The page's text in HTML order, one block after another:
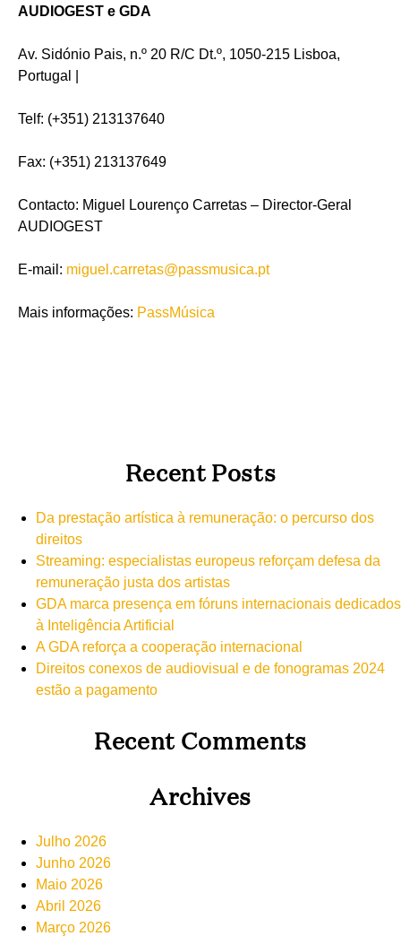
AUDIOGEST e GDA
Av. Sidónio Pais, n.º 20 R/C Dt.º, 1050-215 Lisboa,
Portugal |
Telf: (+351) 213137640
Fax: (+351) 213137649
Contacto: Miguel Lourenço Carretas – Director-Geral
AUDIOGEST
E-mail: miguel.carretas@passmusica.pt
Mais informações: PassMúsica
Recent Posts
Da prestação artística à remuneração: o percurso dos
direitos
Streaming: especialistas europeus reforçam defesa da
remuneração justa dos artistas
GDA marca presença em fóruns internacionais dedicados
à Inteligência Artificial
A GDA reforça a cooperação internacional
Direitos conexos de audiovisual e de fonogramas 2024
estão a pagamento
Recent Comments
Archives
Julho 2026
Junho 2026
Maio 2026
Abril 2026
Março 2026